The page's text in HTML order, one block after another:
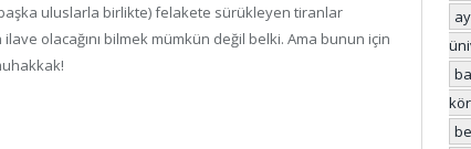
uluslarla birlikte) felakete sürükleyen tiranlar
olacağını bilmek mümkün değil belki. Ama bunun için